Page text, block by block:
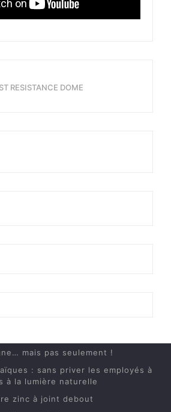
RESISTANCE DOME
mais pas seulement !
: sans priver les employés à
à la lumière naturelle
zinc à joint debout